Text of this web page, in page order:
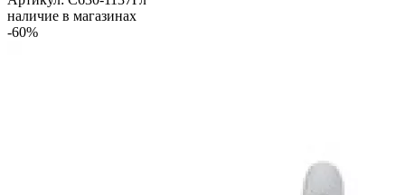
наличие в магазинах
-60%